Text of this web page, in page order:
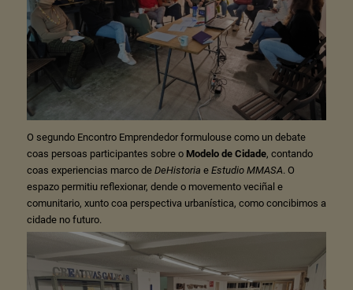
O segundo Encontro Emprendedor formulouse como un debate
coas persoas participantes sobre o Modelo de Cidade, contando
coas experiencias marco de DeHistoria e Estudio MMASA. O
espazo permitiu reflexionar, dende o movemento veciñal e
comunitario, xunto coa perspectiva urbanística, como concibimos a
cidade no futuro.